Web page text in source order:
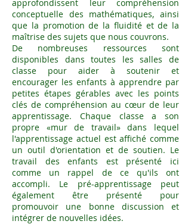
approfondissent leur compréhension
conceptuelle des mathématiques, ainsi
que la promotion de la fluidité et de la
maîtrise des sujets que nous couvrons.
De nombreuses ressources sont
disponibles dans toutes les salles de
classe pour aider à soutenir et
encourager les enfants à apprendre par
petites étapes gérables avec les points
clés de compréhension au cœur de leur
apprentissage. Chaque classe a son
propre «mur de travail» dans lequel
l'apprentissage actuel est affiché comme
un outil d'orientation et de soutien. Le
travail des enfants est présenté ici
comme un rappel de ce qu'ils ont
accompli. Le pré-apprentissage peut
également être présenté pour
promouvoir une bonne discussion et
intégrer de nouvelles idées.